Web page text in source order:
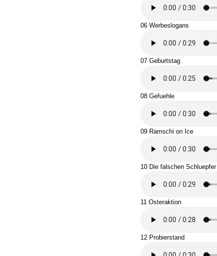
06 Werbeslogans
07 Geburtstag
08 Gefuehle
09 Ramschi on Ice
10 Die falschen Schluepfer
11 Osteraktion
12 Probierstand